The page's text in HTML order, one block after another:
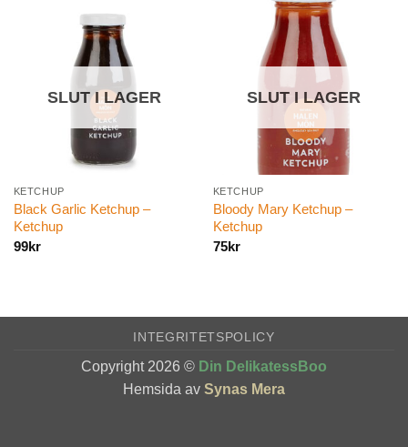
SLUT I LAGER
KETCHUP
Black Garlic Ketchup –
Ketchup
99kr
SLUT I LAGER
KETCHUP
Bloody Mary Ketchup –
Ketchup
75kr
INTEGRITETSPOLICY
Copyright 2026 © Din DelikatessBoo
Hemsida av Synas Mera